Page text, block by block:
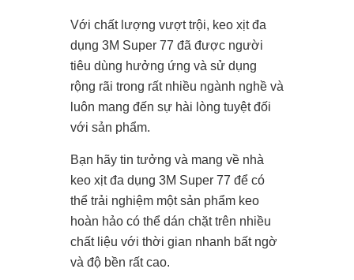
Với chất lượng vượt trội, keo xịt đa
dụng 3M Super 77 đã được người
tiêu dùng hưởng ứng và sử dụng
rộng rãi trong rất nhiều ngành nghề và
luôn mang đến sự hài lòng tuyệt đối
với sản phẩm.
Bạn hãy tin tưởng và mang về nhà
keo xịt đa dụng 3M Super 77 để có
thể trải nghiệm một sản phẩm keo
hoàn hảo có thể dán chặt trên nhiều
chất liệu với thời gian nhanh bất ngờ
và độ bền rất cao.